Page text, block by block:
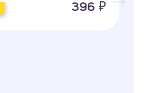
396 ₽